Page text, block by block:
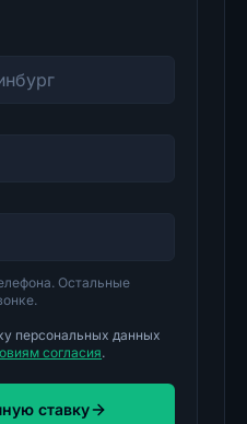
Остальные
персональных данных
согласия.
ставку